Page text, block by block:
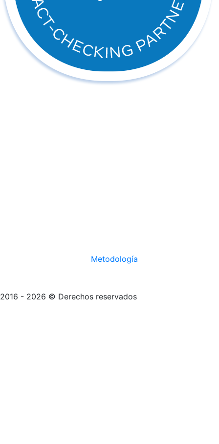
Metodología
2016 - 2026 © Derechos reservados